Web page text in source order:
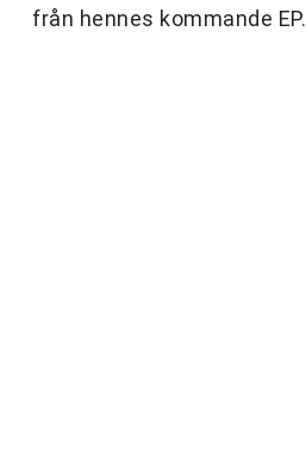
från hennes kommande EP.